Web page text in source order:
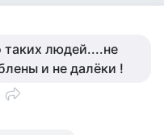
таких людей....не
и не далёки !